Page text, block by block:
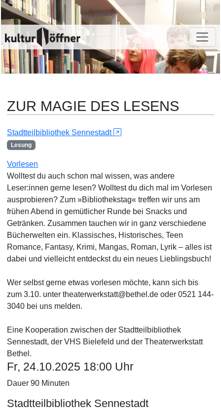
ZUR MAGIE DES LESENS
Stadtteilbibliothek Sennestadt
Lesung
Vorlesen
Wolltest du auch schon mal wissen, was andere
Leser:innen gerne lesen? Wolltest du dich mal im Vorlesen
ausprobieren? Zum »Bibliothekstag« treffen wir uns am
frühen Abend in gemütlicher Runde bei Snacks und
Getränken. Zusammen tauchen wir in ganz verschiedene
Bücherwelten ein. Klassisches, Historisches, Teen
Romance, Fantasy, Krimi, Mangas, Roman, Lyrik – alles ist
dabei und vielleicht entdeckst du ein neues Lieblingsbuch!
Wer selbst gerne etwas vorlesen möchte, kann sich bis
zum 3.10. unter theaterwerkstatt@bethel.de oder 0521 144-
3040 bei uns melden.
Eine Kooperation zwischen der Stadtteilbibliothek
Sennestadt, der VHS Bielefeld und der Theaterwerkstatt
Bethel.
Fr, 24.10.2025 18:00 Uhr
Dauer 90 Minuten
Stadtteilbibliothek Sennestadt